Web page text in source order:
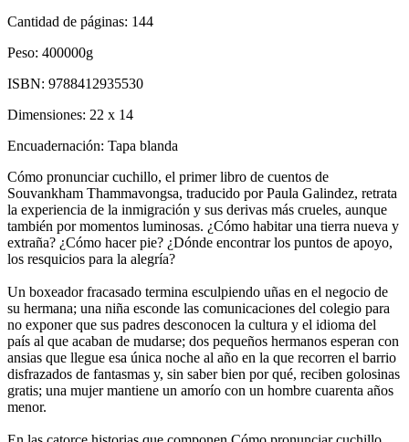
Cantidad de páginas: 144
Peso: 400000g
ISBN: 9788412935530
Dimensiones: 22 x 14
Encuadernación: Tapa blanda
Cómo pronunciar cuchillo, el primer libro de cuentos de
Souvankham Thammavongsa, traducido por Paula Galindez, retrata
la experiencia de la inmigración y sus derivas más crueles, aunque
también por momentos luminosas. ¿Cómo habitar una tierra nueva y
extraña? ¿Cómo hacer pie? ¿Dónde encontrar los puntos de apoyo,
los resquicios para la alegría?
Un boxeador fracasado termina esculpiendo uñas en el negocio de
su hermana; una niña esconde las comunicaciones del colegio para
no exponer que sus padres desconocen la cultura y el idioma del
país al que acaban de mudarse; dos pequeños hermanos esperan con
ansias que llegue esa única noche al año en la que recorren el barrio
disfrazados de fantasmas y, sin saber bien por qué, reciben golosinas
gratis; una mujer mantiene un amorío con un hombre cuarenta años
menor.